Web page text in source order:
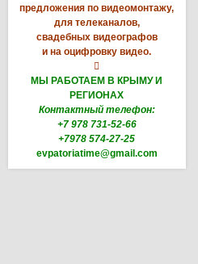
предложения по видеомонтажу,
для телеканалов,
свадебных видеографов
и на оцифровку видео.

МЫ РАБОТАЕМ В КРЫМУ И
РЕГИОНАХ
Контактный телефон:
+7 978 731-52-66
+7978 574-27-25
evpatoriatime@gmail.com